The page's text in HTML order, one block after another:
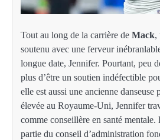
Tout au long de la carrière de Mack,
soutenu avec une ferveur
longue date, Jennifer. Pourtant, peu
plus d’être un soutien indéfectible
elle est aussi une ancienne danseuse
élevée au Royaume-Uni, Jennifer
comme conseillère en santé
partie du conseil d’administration